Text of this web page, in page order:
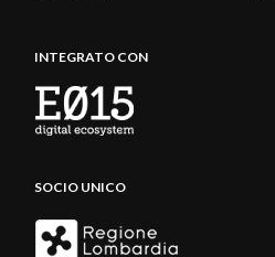
INTEGRATO CON
SOCIO UNICO